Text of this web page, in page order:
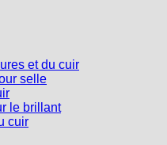
et du cuir
selle
le brillant
cuir